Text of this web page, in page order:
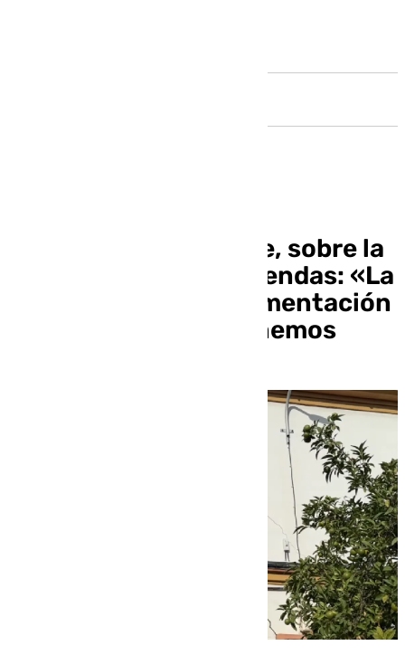
Vecinos de Carranque, sobre la
rehabilitación de viviendas: «La
Junta nos pide documentación
del año 58 que no tenemos